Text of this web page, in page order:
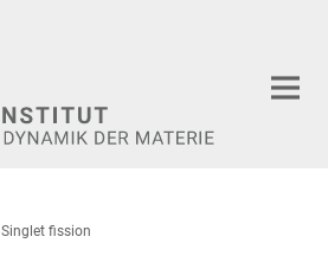
Singlet fission